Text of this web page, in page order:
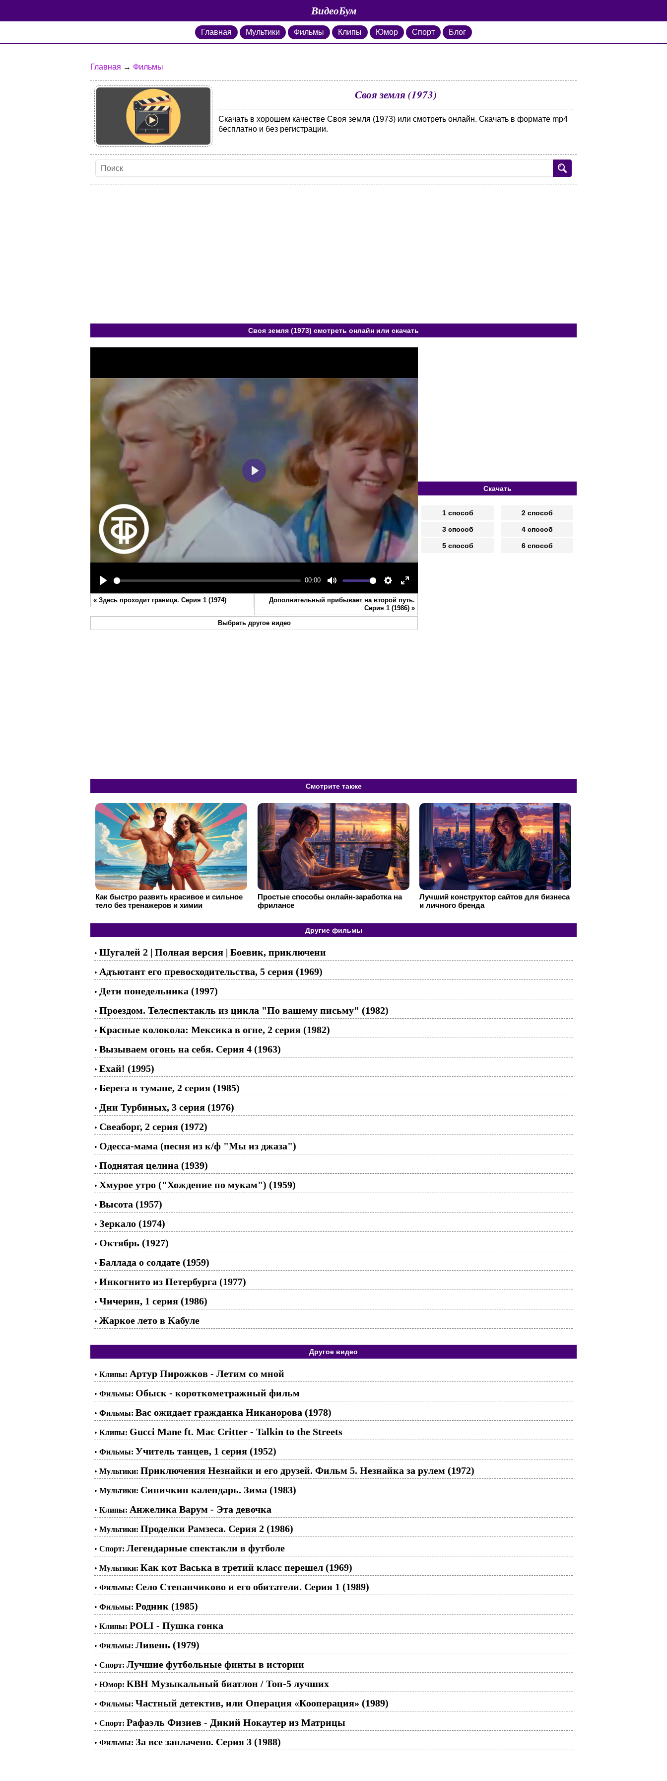
ВидеоБум
Главная Мультики Фильмы Клипы Юмор Спорт Блог
Главная → Фильмы
Своя земля (1973)
Скачать в хорошем качестве Своя земля (1973) или смотреть онлайн. Скачать в формате mp4
бесплатно и без регистрации.
Своя земля (1973) смотреть онлайн или скачать
Play
00:00
Mute Settings
Enter
fullscreen
Play
« Здесь проходит граница. Серия 1 (1974)
Дополнительный прибывает на второй путь.
Серия 1 (1986) »
Выбрать другое видео
Скачать
1 способ 2 способ
3 способ 4 способ
5 способ 6 способ
Смотрите также
Как быстро развить красивое и сильное
тело без тренажеров и химии
Простые способы онлайн-заработка на
фрилансе
Лучший конструктор сайтов для бизнеса
и личного бренда
Другие фильмы
• Шугалей 2 | Полная версия | Боевик, приключени
• Адъютант его превосходительства, 5 серия (1969)
• Дети понедельника (1997)
• Проездом. Телеспектакль из цикла "По вашему письму" (1982)
• Красные колокола: Мексика в огне, 2 серия (1982)
• Вызываем огонь на себя. Серия 4 (1963)
• Ехай! (1995)
• Берега в тумане, 2 серия (1985)
• Дни Турбиных, 3 серия (1976)
• Свеаборг, 2 серия (1972)
• Одесса-мама (песня из к/ф "Мы из джаза")
• Поднятая целина (1939)
• Хмурое утро ("Хождение по мукам") (1959)
• Высота (1957)
• Зеркало (1974)
• Октябрь (1927)
• Баллада о солдате (1959)
• Инкогнито из Петербурга (1977)
• Чичерин, 1 серия (1986)
• Жаркое лето в Кабуле
Другое видео
• Клипы: Артур Пирожков - Летим со мной
• Фильмы: Обыск - короткометражный фильм
• Фильмы: Вас ожидает гражданка Никанорова (1978)
• Клипы: Gucci Mane ft. Mac Critter - Talkin to the Streets
• Фильмы: Учитель танцев, 1 серия (1952)
• Мультики: Приключения Незнайки и его друзей. Фильм 5. Незнайка за рулем (1972)
• Мультики: Синичкин календарь. Зима (1983)
• Клипы: Анжелика Варум - Эта девочка
• Мультики: Проделки Рамзеса. Серия 2 (1986)
• Спорт: Легендарные спектакли в футболе
• Мультики: Как кот Васька в третий класс перешел (1969)
• Фильмы: Село Степанчиково и его обитатели. Серия 1 (1989)
• Фильмы: Родник (1985)
• Клипы: POLI - Пушка гонка
• Фильмы: Ливень (1979)
• Спорт: Лучшие футбольные финты в истории
• Юмор: КВН Музыкальный биатлон / Топ-5 лучших
• Фильмы: Частный детектив, или Операция «Кооперация» (1989)
• Спорт: Рафаэль Физиев - Дикий Нокаутер из Матрицы
• Фильмы: За все заплачено. Серия 3 (1988)